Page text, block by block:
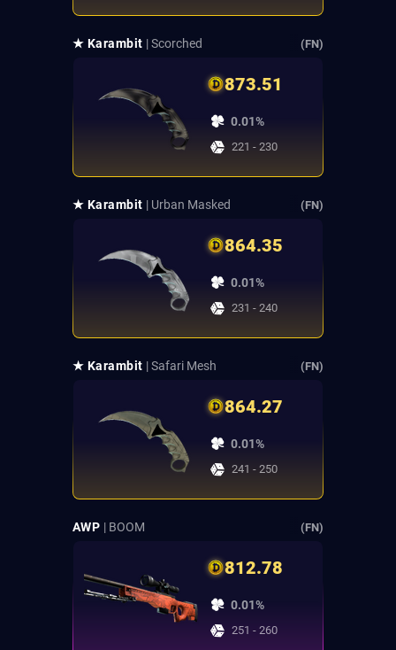
★ Karambit | Scorched (FN)
873.51
0.01%
221 - 230
★ Karambit | Urban Masked (FN)
864.35
0.01%
231 - 240
★ Karambit | Safari Mesh (FN)
864.27
0.01%
241 - 250
AWP | BOOM (FN)
812.78
0.01%
251 - 260